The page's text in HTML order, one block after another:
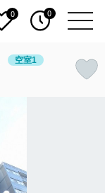
0 0
空室1